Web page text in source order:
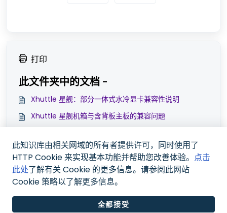
打印
此文件夹中的文档 -
Xhuttle 星舰：部分一体式水冷显卡兼容性说明
Xhuttle 星舰机箱与含背板主板的兼容问题
Xhuttle 星舰 装机配置分享
此知识库由相关网域的所有者提供许可，同时使用了
HTTP Cookie 来实现基本功能并帮助您改善体验。 点击
此处了解有关 Cookie 的更多信息。请参阅此网站
Cookie 策略以了解更多信息。
全都接受